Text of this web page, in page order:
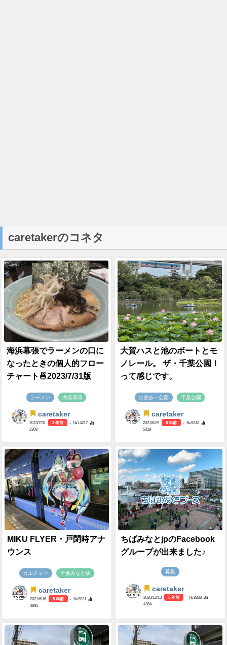
caretakerのコネタ
海浜幕張でラーメンの口に
なったときの個人的フロー
チャート🍜2023/7/31版
ラーメン 海浜幕張
caretaker
2023/7/31 3 年前
- №14217
2308
大賀ハスと池のボートとモ
ノレール。 ザ・千葉公園！
って感じです。
お散歩・公園 千葉公園
caretaker
2021/6/29 5 年前
- №9248
5029
MIKU FLYER・戸閉時アナ
ウンス
カルチャー 千葉みなと駅
caretaker
2021/6/16 5 年前
- №9031
3895
ちばみなとjpのFacebook
グループが出来ました♪
募集
caretaker
2020/12/10 5 年前
- №8333
4364